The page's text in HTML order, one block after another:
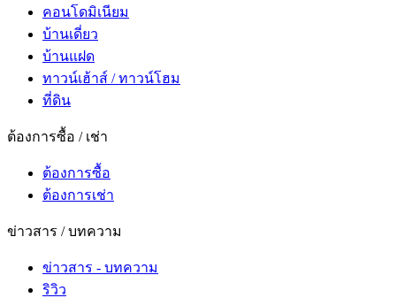
คอนโดมิเนียม
บ้านเดี่ยว
บ้านแฝด
ทาวน์เฮ้าส์ / ทาวน์โฮม
ที่ดิน
ต้องการซื้อ / เช่า
ต้องการซื้อ
ต้องการเช่า
ข่าวสาร / บทความ
ข่าวสาร - บทความ
ริวิว